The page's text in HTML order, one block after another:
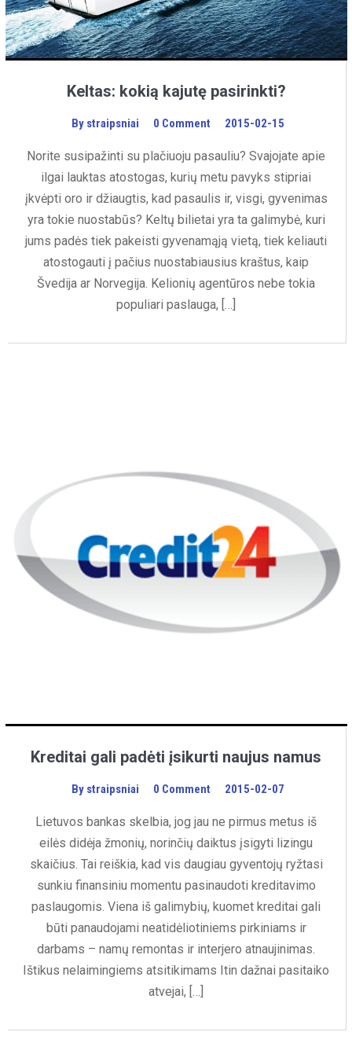
Keltas: kokią kajutę pasirinkti?
By straipsniai 0 Comment 2015-02-15
Norite susipažinti su plačiuoju pasauliu? Svajojate apie
ilgai lauktas atostogas, kurių metu pavyks stipriai
įkvėpti oro ir džiaugtis, kad pasaulis ir, visgi, gyvenimas
yra tokie nuostabūs? Keltų bilietai yra ta galimybė, kuri
jums padės tiek pakeisti gyvenamąją vietą, tiek keliauti
atostogauti į pačius nuostabiausius kraštus, kaip
Švedija ar Norvegija. Kelionių agentūros nebe tokia
populiari paslauga, […]
Kreditai gali padėti įsikurti naujus namus
By straipsniai 0 Comment 2015-02-07
Lietuvos bankas skelbia, jog jau ne pirmus metus iš
eilės didėja žmonių, norinčių daiktus įsigyti lizingu
skaičius. Tai reiškia, kad vis daugiau gyventojų ryžtasi
sunkiu finansiniu momentu pasinaudoti kreditavimo
paslaugomis. Viena iš galimybių, kuomet kreditai gali
būti panaudojami neatidėliotiniems pirkiniams ir
darbams – namų remontas ir interjero atnaujinimas.
Ištikus nelaimingiems atsitikimams Itin dažnai pasitaiko
atvejai, […]